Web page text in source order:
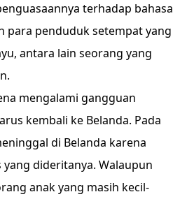
terhadap bahasa
para penduduk setempat yang
antara lain seorang yang
mengalami gangguan
kembali ke Belanda. Pada
di Belanda karena
dideritanya. Walaupun
anak yang masih kecil-